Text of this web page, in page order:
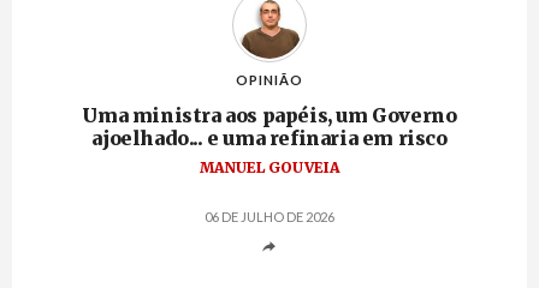
OPINIÃO
Uma ministra aos papéis, um Governo
ajoelhado... e uma refinaria em risco
MANUEL GOUVEIA
06 DE JULHO DE 2026